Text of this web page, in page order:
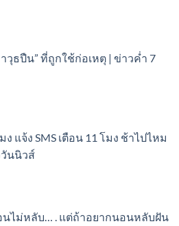
วุธปืน” ที่ถูกใช้ก่อเหตุ | ข่าวค่ำ 7
ง แจ้ง SMS เตือน 11 โมง ช้าไปไหม
วันนิวส์
ไม่หลับ… . แต่ถ้าอยากนอนหลับฝัน